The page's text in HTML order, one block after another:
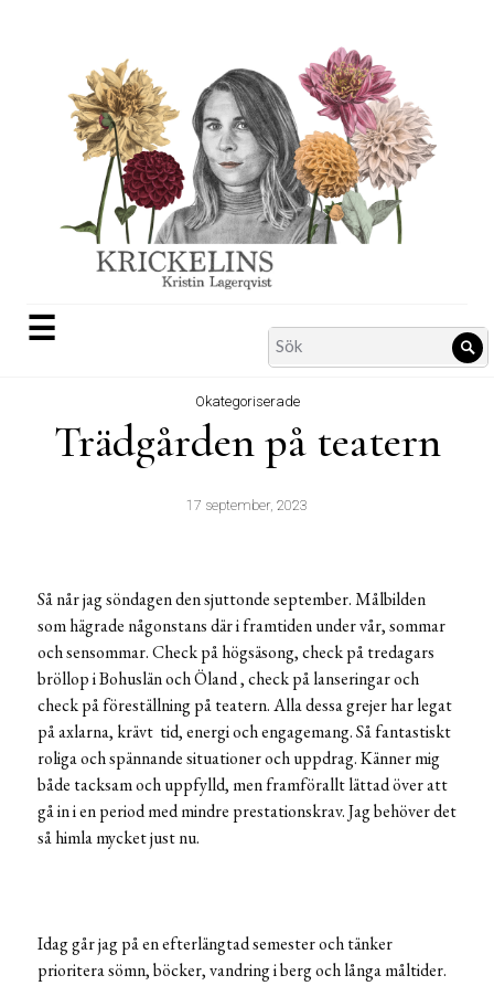
☰
Search
for:
Okategoriserade
Trädgården på teatern
17 september, 2023
Så når jag söndagen den sjuttonde september. Målbilden
som hägrade någonstans där i framtiden under vår, sommar
och sensommar. Check på högsäsong, check på tredagars
bröllop i Bohuslän och Öland , check på lanseringaroch
check på föreställning på teatern. Alla dessa grejer har legat
på axlarna, krävt tid, energi och engagemang. Så fantastiskt
roliga och spännande situationer och uppdrag. Känner mig
både tacksam och uppfylld, men framförallt lättad över att
gå in i en period med mindre prestationskrav. Jag behöver det
så himla mycket just nu.
Idag går jag på en efterlängtad semester och tänker
prioritera sömn, böcker, vandring i berg och långa måltider.